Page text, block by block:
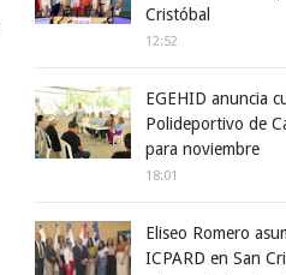
Cristóbal
12:52
EGEHID anuncia
Polideportivo de
para noviembre
18:01
Eliseo Romero
ICPARD en San